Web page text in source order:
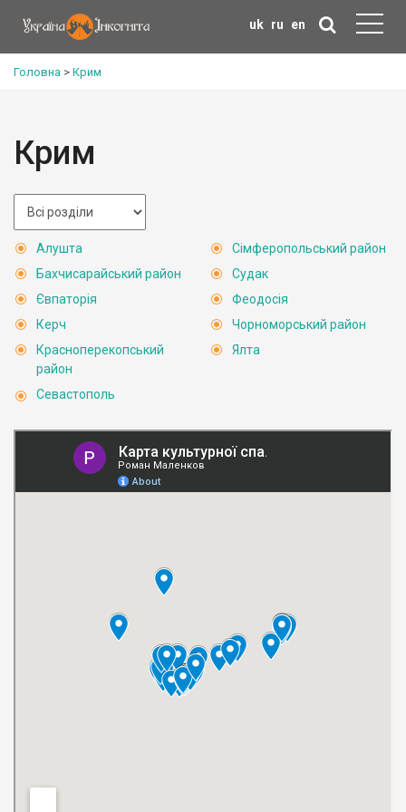
uk ru en
Головна > Крим
Крим
Алушта
Бахчисарайський район
Євпаторія
Керч
Красноперекопський
район
Севастополь
Сімферопольський район
Судак
Феодосія
Чорноморський район
Ялта